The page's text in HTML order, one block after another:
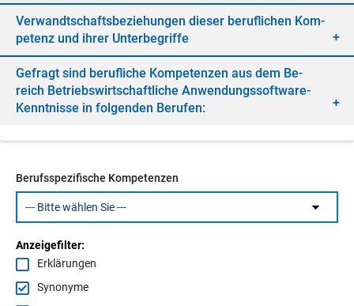
Ver­wandt­schafts­be­zie­hun­gen die­ser be­ruf­li­chen Kom­
pe­tenz und ih­rer Un­ter­be­grif­fe
Ge­fragt sind be­ruf­li­che Kom­pe­ten­zen aus dem Be­
reich Be­triebs­wirt­schaft­li­che An­wen­dungs­soft­ware-
Kennt­nis­se in fol­gen­den Be­ru­fen:
Berufsspezifische Kompetenzen
Anzeigefilter:
Erklärungen
Synonyme